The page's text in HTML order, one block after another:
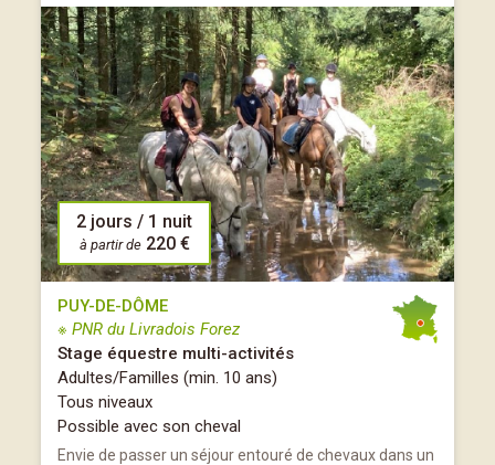
2 jours / 1 nuit
à partir de 220 €
PUY-DE-DÔME
※ PNR du Livradois Forez
Stage équestre multi-activités
Adultes/Familles (min. 10 ans)
Tous niveaux
Possible avec son cheval
Envie de passer un séjour entouré de chevaux dans un